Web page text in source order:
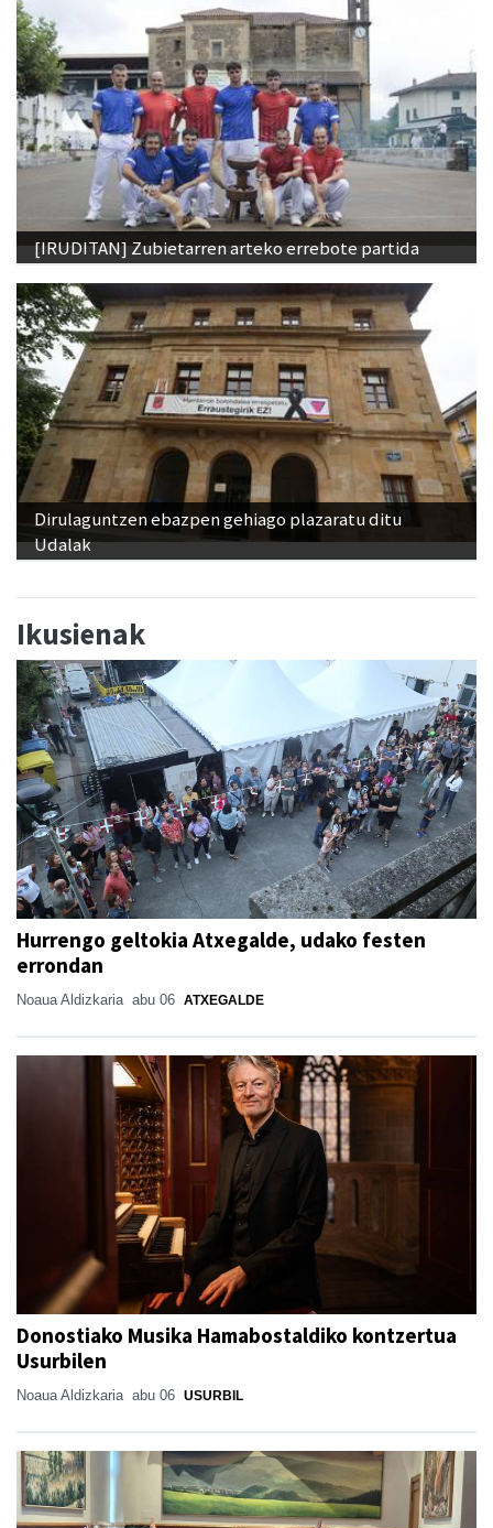
[IRUDITAN] Zubietarren arteko errebote partida
Dirulaguntzen ebazpen gehiago plazaratu ditu
Udalak
Ikusienak
Hurrengo geltokia Atxegalde, udako festen
errondan
Noaua Aldizkaria abu 06 ATXEGALDE
Donostiako Musika Hamabostaldiko kontzertua
Usurbilen
Noaua Aldizkaria abu 06 USURBIL